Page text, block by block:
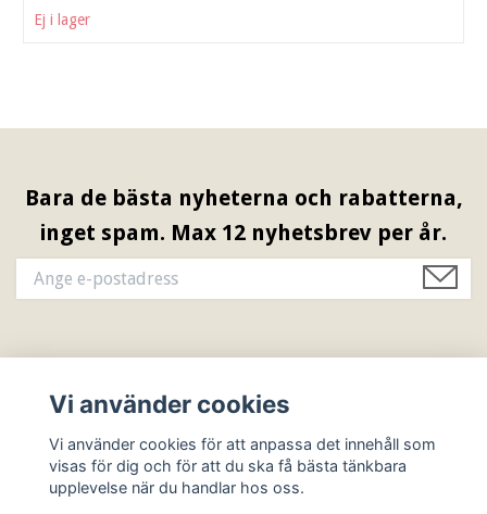
Ej i lager
Bara de bästa nyheterna och rabatterna,
inget spam. Max 12 nyhetsbrev per år.
Sociala medier
Vi använder cookies
Vi använder cookies för att anpassa det innehåll som
visas för dig och för att du ska få bästa tänkbara
upplevelse när du handlar hos oss.